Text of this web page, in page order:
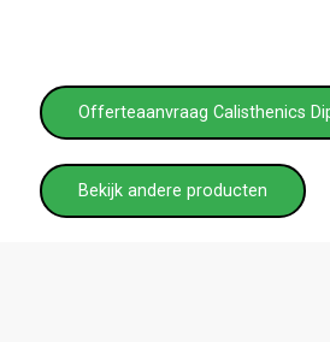
Offerteaanvraag Calisthenics
Bekijk andere producten